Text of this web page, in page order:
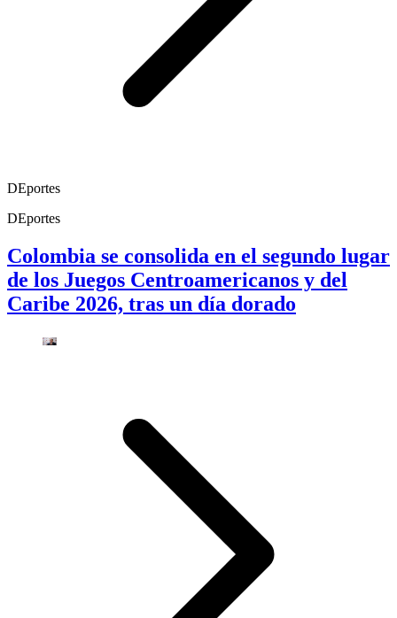
DEportes
DEportes
Colombia se consolida en el segundo lugar
de los Juegos Centroamericanos y del
Caribe 2026, tras un día dorado